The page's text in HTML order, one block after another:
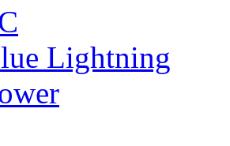
Lightning